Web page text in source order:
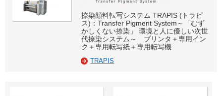
捺染顔料転写システム TRAPIS (トラピ
ス)：Transfer Pigment System～「むず
かしくない捺染」 環境と人に優しい次世
代捺染システム～ プリンタ＋専用イン
ク＋専用転写紙＋専用転写機
TRAPIS